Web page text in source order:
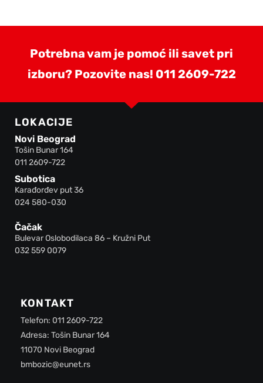
Potrebna vam je pomoć ili savet pri
izboru? Pozovite nas! 011 2609-722
LOKACIJE
Novi Beograd
Tošin Bunar 164
011 2609-722
Subotica
Karađorđev put 36
024 580-030
Čačak
Bulevar Oslobodilaca 86 – Kružni Put
032 559 0079
KONTAKT
Telefon: 011 2609-722
Adresa: Tošin Bunar 164
11070 Novi Beograd
bmbozic@eunet.rs